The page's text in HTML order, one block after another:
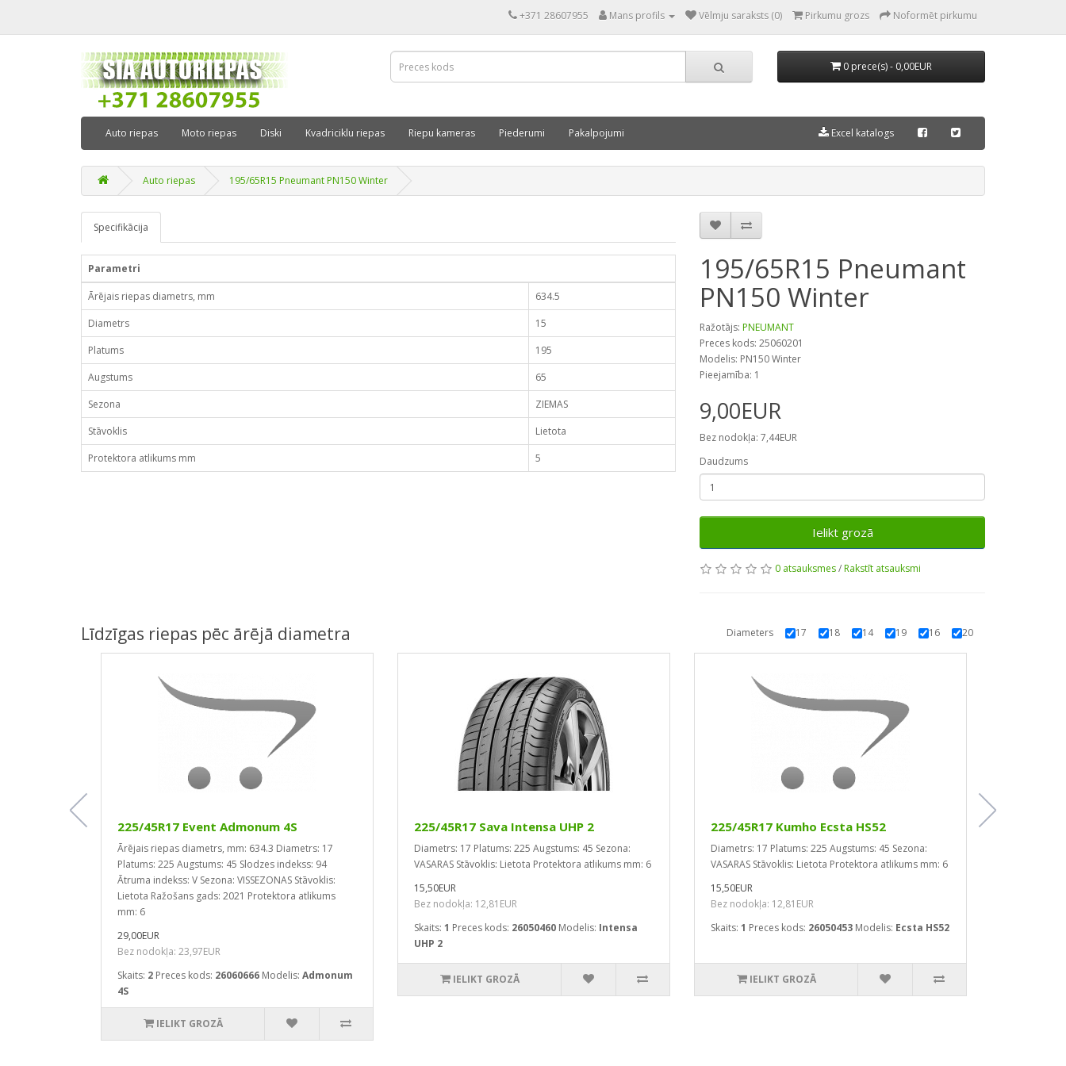
+371 28607955 Mans profils Vēlmju saraksts (0) Pirkumu grozs Noformēt pirkumu
0 prece(s) - 0,00EUR
Auto riepas Moto riepas Diski Kvadriciklu riepas Riepu kameras Piederumi Pakalpojumi Excel katalogs
Auto riepas 195/65R15 Pneumant PN150 Winter
Specifikācija
Parametri
Ārējais riepas diametrs, mm
634.5
Diametrs
15
Platums
195
Augstums
65
Sezona
ZIEMAS
Stāvoklis
Lietota
Protektora atlikums mm
5
195/65R15 Pneumant
PN150 Winter
Ražotājs: PNEUMANT
Preces kods: 25060201
Modelis: PN150 Winter
Pieejamība: 1
9,00EUR
Bez nodokļa: 7,44EUR
Daudzums
Ielikt grozā
0 atsauksmes/Rakstīt atsauksmi
Līdzīgas riepas pēc ārējā diametra Diameters 17 18 14 19 16 20
225/45R17 Event Admonum 4S
Ārējais riepas diametrs, mm: 634.3 Diametrs: 17
Platums: 225 Augstums: 45 Slodzes indekss: 94
Ātruma indekss: V Sezona: VISSEZONAS Stāvoklis:
Lietota Ražošans gads: 2021 Protektora atlikums
mm: 6
29,00EUR
Bez nodokļa: 23,97EUR
Skaits: 2 Preces kods: 26060666 Modelis: Admonum
4S
IELIKT GROZĀ
225/45R17 Sava Intensa UHP 2
Diametrs: 17 Platums: 225 Augstums: 45 Sezona:
VASARAS Stāvoklis: Lietota Protektora atlikums mm: 6
15,50EUR
Bez nodokļa: 12,81EUR
Skaits: 1 Preces kods: 26050460 Modelis: Intensa
UHP 2
IELIKT GROZĀ
225/45R17 Kumho Ecsta HS52
Diametrs: 17 Platums: 225 Augstums: 45 Sezona:
VASARAS Stāvoklis: Lietota Protektora atlikums mm: 6
15,50EUR
Bez nodokļa: 12,81EUR
Skaits: 1 Preces kods: 26050453 Modelis: Ecsta HS52
IELIKT GROZĀ